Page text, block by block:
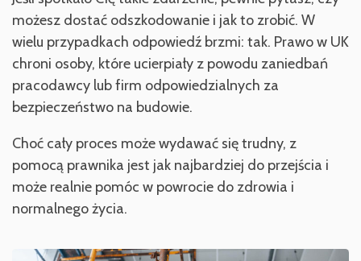
możesz dostać odszkodowanie i jak to zrobić. W
wielu przypadkach odpowiedź brzmi: tak. Prawo w UK
chroni osoby, które ucierpiały z powodu zaniedbań
pracodawcy lub firm odpowiedzialnych za
bezpieczeństwo na budowie.
Choć cały proces może wydawać się trudny, z
pomocą prawnika jest jak najbardziej do przejścia i
może realnie pomóc w powrocie do zdrowia i
normalnego życia.